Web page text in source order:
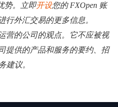
势。立即开设您的 FXOpen 账
行外汇交易的更多信息。
营的公司的观点。它不应被视
提供的产品和服务的要约、招
建议。